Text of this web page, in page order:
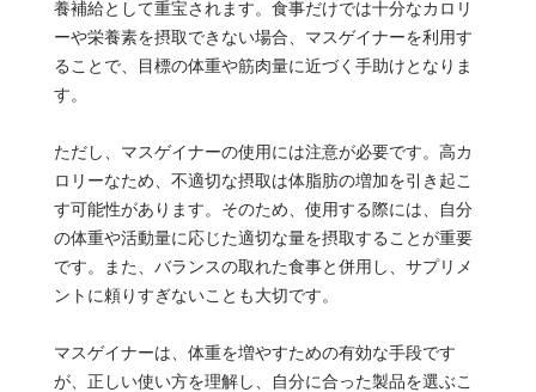
養補給として重宝されます。食事だけでは十分なカロリ
ーや栄養素を摂取できない場合、マスゲイナーを利用す
ることで、目標の体重や筋肉量に近づく手助けとなりま
す。
ただし、マスゲイナーの使用には注意が必要です。高カ
ロリーなため、不適切な摂取は体脂肪の増加を引き起こ
す可能性があります。そのため、使用する際には、自分
の体重や活動量に応じた適切な量を摂取することが重要
です。また、バランスの取れた食事と併用し、サプリメ
ントに頼りすぎないことも大切です。
マスゲイナーは、体重を増やすための有効な手段です
が、正しい使い方を理解し、自分に合った製品を選ぶこ